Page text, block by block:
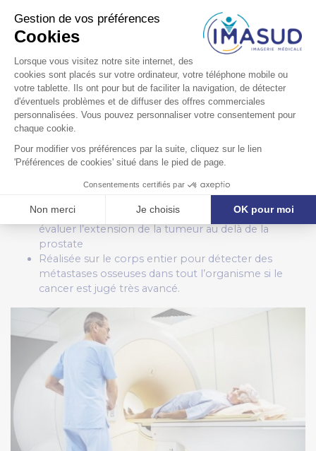
Le bilan d’extension
Suite à ces examens, si les résultats montrent la
présence d’un cancer, un bilan d’extension peut être
réalisé. Pour cela, deux examens d’imagerie médicale
peuvent être préconisés.
L’IRM
L’IRM permet d’obtenir des images de la tumeur en 3
Localisée au niveau de la prostate et du pelvis pour
évaluer l’extension de la tumeur au delà de la
prostate
Réalisée sur le corps entier pour détecter des
métastases osseuses dans tout l’organisme si le
cancer est jugé très avancé.